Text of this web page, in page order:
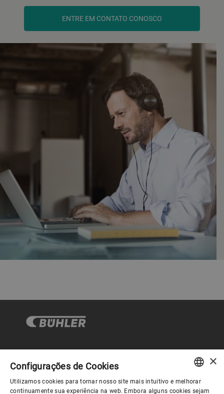
ENTRE EM CONTATO CONOSCO
Governança Corporativa
ENGLISH
×
Configurações de Cookies
Utilizamos cookies para tornar nosso site mais intuitivo e melhorar
continuamente sua experiência na web. Embora alguns cookies sejam